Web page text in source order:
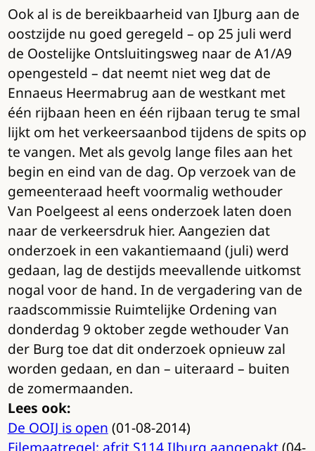
Ook al is de bereikbaarheid van IJburg aan de
oostzijde nu goed geregeld – op 25 juli werd
de Oostelijke Ontsluitingsweg naar de A1/A9
opengesteld – dat neemt niet weg dat de
Ennaeus Heermabrug aan de westkant met
één rijbaan heen en één rijbaan terug te smal
lijkt om het verkeersaanbod tijdens de spits op
te vangen. Met als gevolg lange files aan het
begin en eind van de dag. Op verzoek van de
gemeenteraad heeft voormalig wethouder
Van Poelgeest al eens onderzoek laten doen
naar de verkeersdruk hier. Aangezien dat
onderzoek in een vakantiemaand (juli) werd
gedaan, lag de destijds meevallende uitkomst
nogal voor de hand. In de vergadering van de
raadscommissie Ruimtelijke Ordening van
donderdag 9 oktober zegde wethouder Van
der Burg toe dat dit onderzoek opnieuw zal
worden gedaan, en dan – uiteraard – buiten
de zomermaanden.
Lees ook:
De OOIJ is open (01-08-2014)